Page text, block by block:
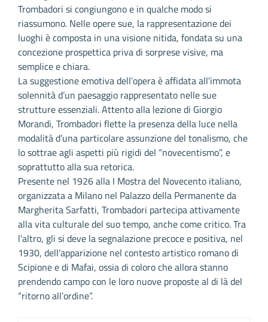
Trombadori si congiungono e in qualche modo si
riassumono. Nelle opere sue, la rappresentazione dei
luoghi è composta in una visione nitida, fondata su una
concezione prospettica priva di sorprese visive, ma
semplice e chiara.
La suggestione emotiva dell’opera è affidata all’immota
solennità d’un paesaggio rappresentato nelle sue
strutture essenziali. Attento alla lezione di Giorgio
Morandi, Trombadori flette la presenza della luce nella
modalità d’una particolare assunzione del tonalismo, che
lo sottrae agli aspetti più rigidi del “novecentismo”, e
soprattutto alla sua retorica.
Presente nel 1926 alla I Mostra del Novecento italiano,
organizzata a Milano nel Palazzo della Permanente da
Margherita Sarfatti, Trombadori partecipa attivamente
alla vita culturale del suo tempo, anche come critico. Tra
l’altro, gli si deve la segnalazione precoce e positiva, nel
1930, dell’apparizione nel contesto artistico romano di
Scipione e di Mafai, ossia di coloro che allora stanno
prendendo campo con le loro nuove proposte al di là del
“ritorno all’ordine”.